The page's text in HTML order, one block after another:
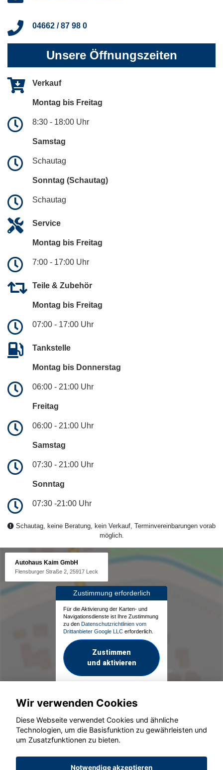
04662 / 87 98 0
Unsere Öffnungszeiten
Verkauf
Montag bis Freitag
8:30 - 18:00 Uhr
Samstag
Schautag
Sonntag (Schautag)
Schautag
Service
Montag bis Freitag
7:00 - 17:00 Uhr
Teile & Zubehör
Montag bis Freitag
07:00 - 17:00 Uhr
Tankstelle
Montag bis Donnerstag
06:00 - 21:00 Uhr
Freitag
06:00 - 21:00 Uhr
Samstag
07:30 - 21:00 Uhr
Sonntag
07:30 -21:00 Uhr
Schautag, keine Beratung, kein Verkauf, Terminvereinbarungen vorab
möglich.
Autohaus Kaim GmbH
Flensburger Straße 2, 25917 Leck
Zustimmung erforderlich
Für die Aktivierung der Karten- und
Navigationsdienste ist Ihre Zustimmung
zu den Datenschutzrichtlinien vom
Drittanbieter Google LLC erforderlich.
Zustimmen
und aktivieren
© konjunkturmotor.de GmbH 2020 - 2026
Wir verwenden Cookies
Diese Webseite verwendet Cookies und ähnliche
Technologien, um die Basisfunktion zu gewährleisten und
um Zusatzfunktionen zu bieten.
Notwendige akzeptieren